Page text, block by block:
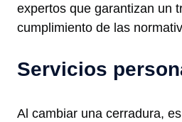
expertos que garantizan un
cumplimiento de las
Servicios
Al cambiar una cerradura,